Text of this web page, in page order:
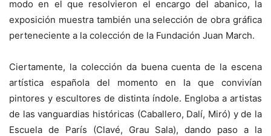
modo en el que resolvieron el encargo del abanico, la
exposición muestra también una selección de obra gráfica
perteneciente a la colección de la Fundación Juan March.
Ciertamente, la colección da buena cuenta de la escena
artística española del momento en la que convivían
pintores y escultores de distinta índole. Engloba a artistas
de las vanguardias históricas (Caballero, Dalí, Miró) y de la
Escuela de París (Clavé, Grau Sala), dando paso a la